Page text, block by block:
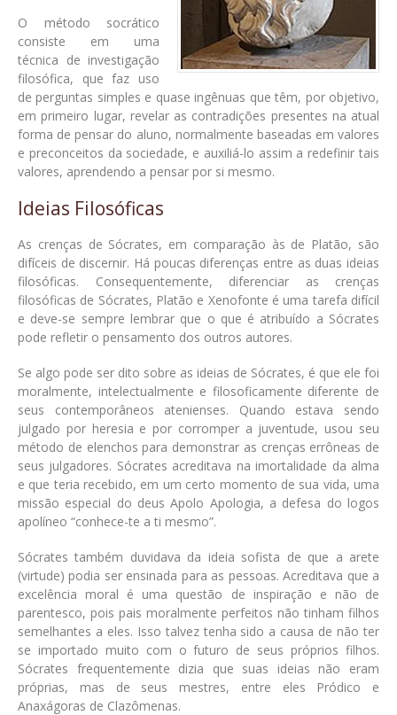
O método socrático
consiste em uma
técnica de investigação
filosófica, que faz uso
de perguntas simples e quase ingênuas que têm, por objetivo,
em primeiro lugar, revelar as contradições presentes na atual
forma de pensar do aluno, normalmente baseadas em valores
e preconceitos da sociedade, e auxiliá-lo assim a redefinir tais
valores, aprendendo a pensar por si mesmo.
Ideias Filosóficas
As crenças de Sócrates, em comparação às de Platão, são
difíceis de discernir. Há poucas diferenças entre as duas ideias
filosóficas. Consequentemente, diferenciar as crenças
filosóficas de Sócrates, Platão e Xenofonte é uma tarefa difícil
e deve-se sempre lembrar que o que é atribuído a Sócrates
pode refletir o pensamento dos outros autores.
Se algo pode ser dito sobre as ideias de Sócrates, é que ele foi
moralmente, intelectualmente e filosoficamente diferente de
seus contemporâneos atenienses. Quando estava sendo
julgado por heresia e por corromper a juventude, usou seu
método de elenchos para demonstrar as crenças errôneas de
seus julgadores. Sócrates acreditava na imortalidade da alma
e que teria recebido, em um certo momento de sua vida, uma
missão especial do deus Apolo Apologia, a defesa do logos
apolíneo “conhece-te a ti mesmo”.
Sócrates também duvidava da ideia sofista de que a arete
(virtude) podia ser ensinada para as pessoas. Acreditava que a
excelência moral é uma questão de inspiração e não de
parentesco, pois pais moralmente perfeitos não tinham filhos
semelhantes a eles. Isso talvez tenha sido a causa de não ter
se importado muito com o futuro de seus próprios filhos.
Sócrates frequentemente dizia que suas ideias não eram
próprias, mas de seus mestres, entre eles Pródico e
Anaxágoras de Clazômenas.